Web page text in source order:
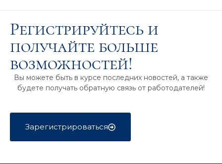
Регистрируйтесь и
получайте больше
возможностей!
Вы можете быть в курсе последних новостей, а также
будете получать обратную связь от работодателей!
Зарегистрироваться